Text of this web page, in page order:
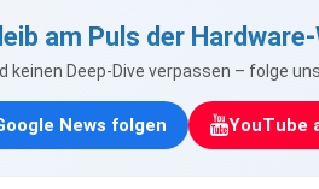
am Puls der
keinen Deep-Dive verpassen – folge
News folgen YouTube